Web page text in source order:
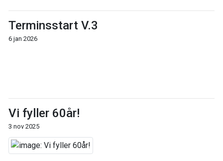
Terminsstart V.3
6 jan 2026
Vi fyller 60år!
3 nov 2025